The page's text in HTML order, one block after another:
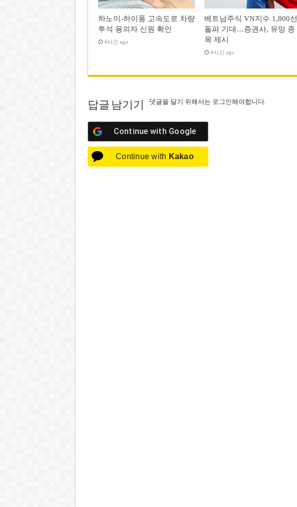
하노이-하이퐁 고속도로 차량
투석 용의자 신원 확인
4시간 ago
베트남주식 VN지수 1,800선
돌파 기대…증권사, 유망 종
목 제시
4시간 ago
답글 남기기 댓글을 달기 위해서는 로그인해야합니다.
Continue with Google
Continue with Kakao